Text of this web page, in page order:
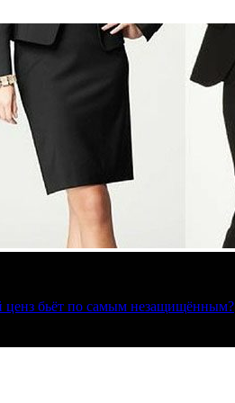
ценз бьёт по самым незащищённым?